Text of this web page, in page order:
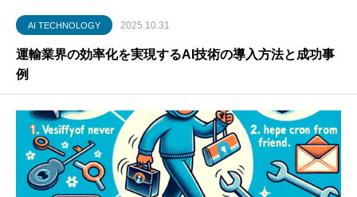
AI TECHNOLOGY 2025.10.31
運輸業界の効率化を実現するAI技術の導入方法と成功事
例